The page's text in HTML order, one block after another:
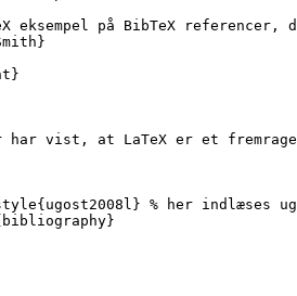
eksempel på BibTeX
}
har vist, at LaTeX er et
{ugost2008l} % her indlæses